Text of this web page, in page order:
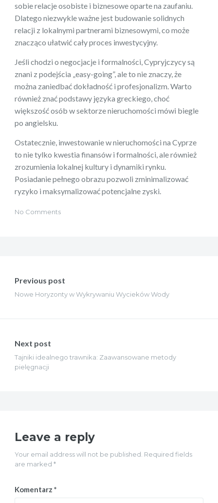
sobie relacje osobiste i biznesowe oparte na zaufaniu.
Dlatego niezwykle ważne jest budowanie solidnych
relacji z lokalnymi partnerami biznesowymi, co może
znacząco ułatwić cały proces inwestycyjny.
Jeśli chodzi o negocjacje i formalności, Cypryjczycy są
znani z podejścia „easy-going”, ale to nie znaczy, że
można zaniedbać dokładność i profesjonalizm. Warto
również znać podstawy języka greckiego, choć
większość osób w sektorze nieruchomości mówi biegle
po angielsku.
Ostatecznie, inwestowanie w nieruchomości na Cyprze
to nie tylko kwestia finansów i formalności, ale również
zrozumienia lokalnej kultury i dynamiki rynku.
Posiadanie pełnego obrazu pozwoli zminimalizować
ryzyko i maksymalizować potencjalne zyski.
No Comments
wpisu
Previous post
Nowe Horyzonty w Wykrywaniu Wycieków Wody
Next post
Tajniki idealnego trawnika: Zaawansowane metody
pielęgnacji
Leave a reply
Your email address will not be published. Required fields
are marked *
Komentarz *